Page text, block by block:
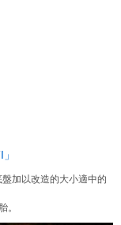
加以改造的大小適中的
。